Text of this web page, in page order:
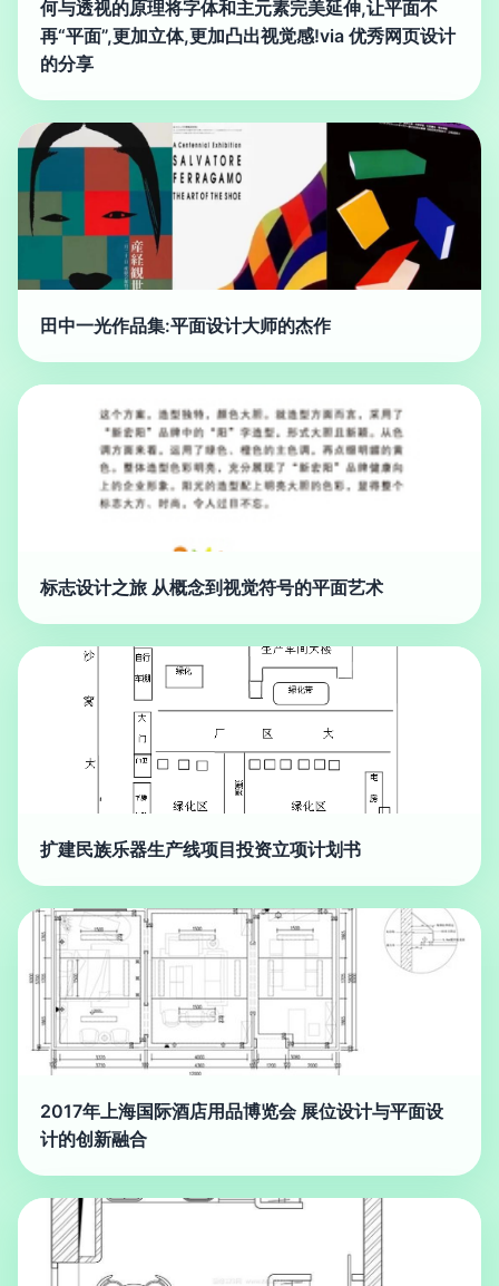
何与透视的原理将字体和主元素完美延伸,让平面不
再“平面”,更加立体,更加凸出视觉感!via 优秀网页设计
的分享
田中一光作品集:平面设计大师的杰作
标志设计之旅 从概念到视觉符号的平面艺术
扩建民族乐器生产线项目投资立项计划书
2017年上海国际酒店用品博览会 展位设计与平面设
计的创新融合